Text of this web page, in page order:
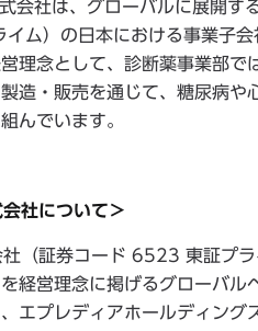
会社は、グローバルに展開す
ム）の日本における事業子
理念として、診断薬事業部
造・販売を通じて、糖尿病
んでいます。
社について＞
（証券コード 6523 東証プ
経営理念に掲げるグローバ
エプレディアホールディン